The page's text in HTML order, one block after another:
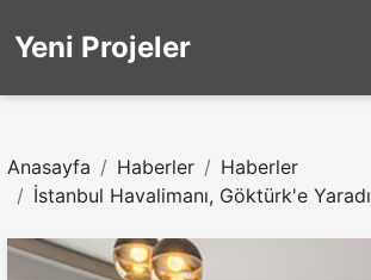
Yeni Projeler
Anasayfa Haberler
Haberler
İstanbul Havalimanı, Göktürk'e Yaradı